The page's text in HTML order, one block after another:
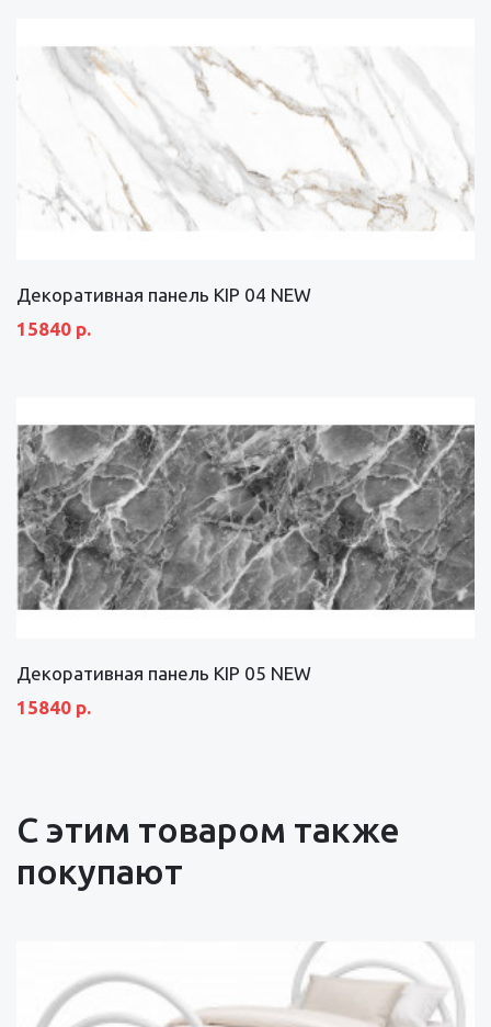
Декоративная панель KIP 04 NEW
15840 р.
Декоративная панель KIP 05 NEW
15840 р.
С этим товаром также
покупают